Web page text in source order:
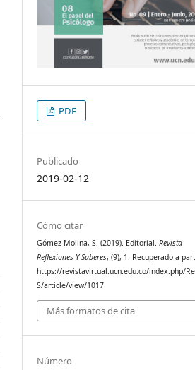
PDF
Publicado
2019-02-12
Cómo citar
Gómez Molina, S. (2019). Editorial.Revista
Reflexiones Y Saberes, (9), 1. Recuperado a
https://revistavirtual.ucn.edu.co/index.php/
S/article/view/1017
Más formatos de cita
Número